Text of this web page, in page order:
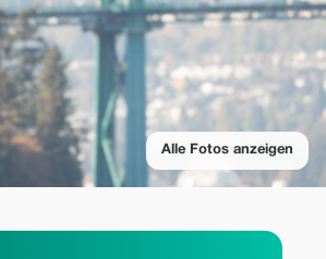
Alle Fotos anzeigen